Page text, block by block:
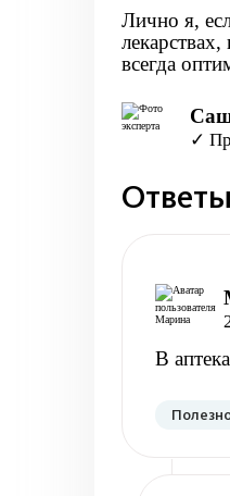
Лично я,
всегда
✓
В